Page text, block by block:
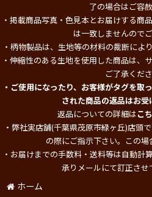
了の場合はご容赦
・掲載商品写真・色見本とお届けする商
は一致しませんので
・柄物製品は、生地等の材料の裁断によ
・伸縮性のある生地を使用した商品は、
ご了承くださ
・ご使用になったり、お客様がタグを取
された商品の返品はお受
返品についての詳細はこ
・弊社実店舗(千葉県茂原市緑ヶ丘)店頭
の際にご指示下さい。この場
・お届けまでの手数料・送料等は自動計
承りメールにて訂正させ
ホーム